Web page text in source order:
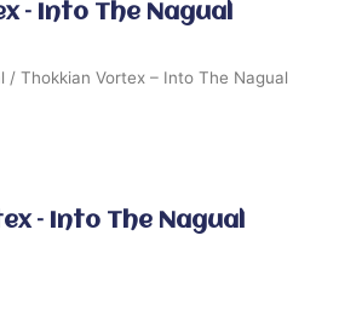
– Into The Nagual
/ Thokkian Vortex – Into The Nagual
– Into The Nagual